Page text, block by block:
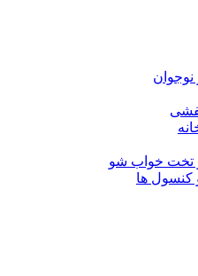
تخت خواب شو
کنسول ها